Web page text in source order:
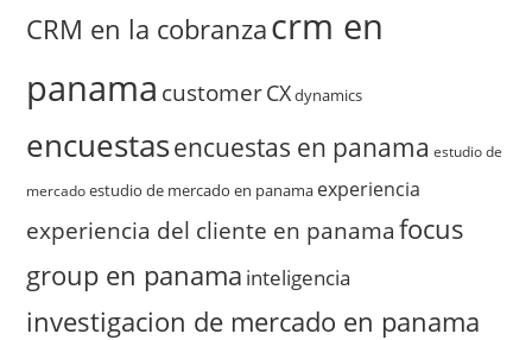
CRM en la cobranzacrm en
panama customerCXdynamics
encuestasencuestas en panama estudio de
mercado estudio de mercado en panama experiencia
experiencia del cliente en panama focus
group en panama inteligencia
investigacion de mercado en panama